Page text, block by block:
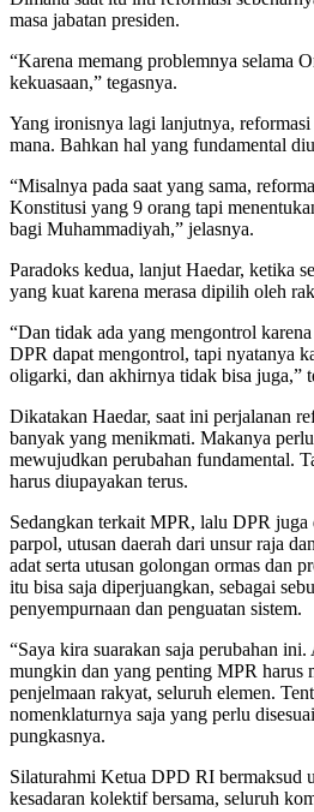
masa jabatan presiden.
“Karena memang problemnya selama
kekuasaan,” tegasnya.
Yang ironisnya lagi lanjutnya,
mana. Bahkan hal yang fundamental
“Misalnya pada saat yang sama,
Konstitusi yang 9 orang tapi
bagi Muhammadiyah,” jelasnya.
Paradoks kedua, lanjut Haedar, ketika
yang kuat karena merasa dipilih oleh
“Dan tidak ada yang mengontrol
DPR dapat mengontrol, tapi nyatanya
oligarki, dan akhirnya tidak bisa juga,”
Dikatakan Haedar, saat ini perjalanan
banyak yang menikmati. Makanya
mewujudkan perubahan fundamental.
harus diupayakan terus.
Sedangkan terkait MPR, lalu DPR juga
parpol, utusan daerah dari unsur raja
adat serta utusan golongan ormas dan
itu bisa saja diperjuangkan, sebagai
penyempurnaan dan penguatan sistem.
“Saya kira suarakan saja perubahan
mungkin dan yang penting MPR harus
penjelmaan rakyat, seluruh elemen.
nomenklaturnya saja yang perlu
pungkasnya.
Silaturahmi Ketua DPD RI bermaksud
kesadaran kolektif bersama, seluruh